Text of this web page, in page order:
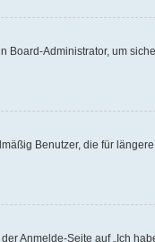
Board-Administrator, um
Benutzer, die für
Anmelde-Seite auf „Ich